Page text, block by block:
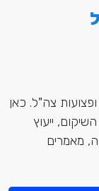
צה"ל. כאן
ייעוץ
מאמרים